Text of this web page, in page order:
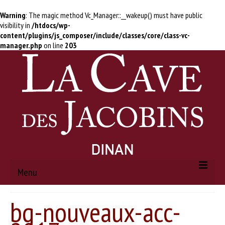
Warning: The magic method Vc_Manager::__wakeup() must have public
visibility in /htdocs/wp-
content/plugins/js_composer/include/classes/core/class-vc-
manager.php on line 203
Menu
À PROPOS
bg-nouveaux-acc-